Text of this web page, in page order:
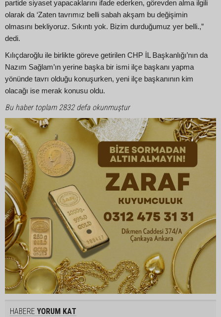
partide siyaset yapacaklarını ifade ederken, görevden alma ilgili
olarak da ‘Zaten tavrımız belli sabah akşam bu değişimin
olmasını bekliyoruz. Sıkıntı yok. Bizim durduğumuz yer belli.,”
dedi.
Kılıçdaroğlu ile birlikte göreve getirilen CHP İL Başkanlığı’nın da
Nazım Sağlam’ın yerine başka bir ismi ilçe başkanı yapma
yönünde tavrı olduğu konuşurken, yeni ilçe başkanının kim
olacağı ise merak konusu oldu.
Bu haber toplam 2832 defa okunmuştur
HABERE YORUM KAT